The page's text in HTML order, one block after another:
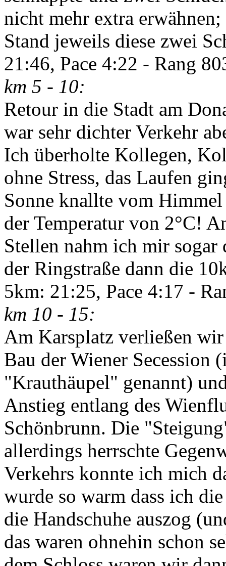
nicht mehr extra
Stand jeweils diese zwei
21:46, Pace 4:22 - Rang
km 5 - 10:
Retour in die Stadt am
war sehr dichter Verkehr
Ich überholte Kollegen,
ohne Stress, das Laufen
Sonne knallte vom
der Temperatur von 2°C!
Stellen nahm ich mir
der Ringstraße dann die
5km: 21:25, Pace 4:17 -
km 10 - 15:
Am Karsplatz verließen
Bau der Wiener
"Krauthäupel" genannt)
Anstieg entlang des
Schönbrunn. Die
allerdings herrschte
Verkehrs konnte ich mich
wurde so warm dass ich
die Handschuhe auszog
das waren ohnehin schon